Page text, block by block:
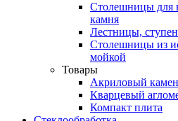
Столешницы для
камня
Лестницы,
Столешницы из
мойкой
Товары
Акриловый
Кварцевый
Компакт плита